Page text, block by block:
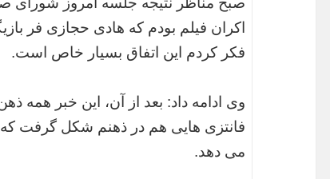
اکران فیلم بودم که هادی حجازی فر
فکر کردم این اتفاق بسیار خاص است.
وی ادامه داد: بعد از آن، این خبر همه
فانتزی هایی هم در ذهنم شکل گرفت که
می دهد.